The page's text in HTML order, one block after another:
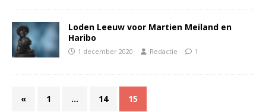
Loden Leeuw voor Martien Meiland en
Haribo
1 december 2020 Redactie 1
« 1 … 14 15